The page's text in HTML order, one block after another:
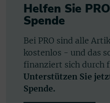
Helfen Sie
Spende
Bei PRO sind alle
kostenlos - und das
finanziert sich durch
Unterstützen Sie
Spende.